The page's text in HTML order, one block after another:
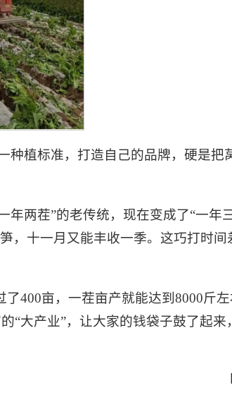
种植标准，打造自己的品牌，硬是把
两茬”的老传统，现在变成了“一年三
，十一月又能丰收一季。这巧打时间
400亩，一茬亩产就能达到8000斤左
“大产业”，让大家的钱袋子鼓了起来